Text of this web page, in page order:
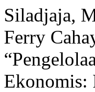
Siladjaja,
Ferry
Ekonomis: